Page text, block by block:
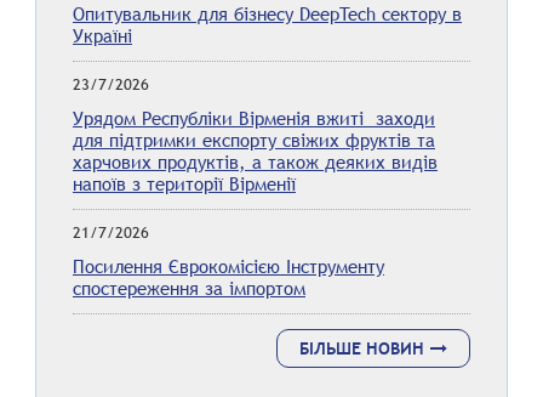
Опитувальник для бізнесу DeepTech сектору в
Україні
23/7/2026
Урядом Республіки Вірменія вжиті заходи
для підтримки експорту свіжих фруктів та
харчових продуктів, а також деяких видів
напоїв з території Вірменії
21/7/2026
Посилення Єврокомісією Інструменту
спостереження за імпортом
БІЛЬШЕ НОВИН